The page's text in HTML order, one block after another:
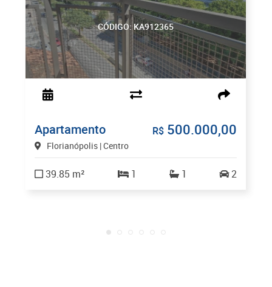
CÓDIGO: KA912365
Apartamento
Florianópolis | Centro
R$ 500.000,00
39.85 m² 1 1 2